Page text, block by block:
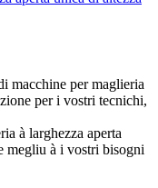
macchine per maglieria
per i vostri tecnichi,
à larghezza aperta
megliu à i vostri bisogni